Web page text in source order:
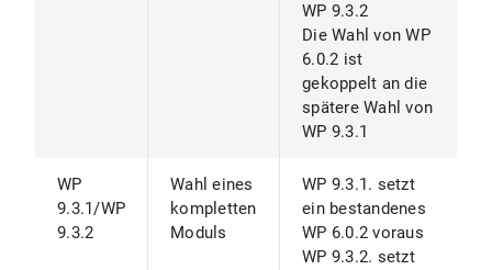
WP 9.3.2
Die Wahl von WP
6.0.2 ist
gekoppelt an die
spätere Wahl von
WP 9.3.1
WP
9.3.1/WP
9.3.2
Wahl eines
kompletten
Moduls
WP 9.3.1. setzt
ein bestandenes
WP 6.0.2 voraus
WP 9.3.2. setzt